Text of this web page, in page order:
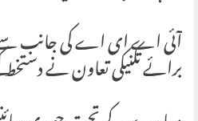
آئی اے ای اے کی جانب سے
برائے تکنیکی تعاون نے دستخط